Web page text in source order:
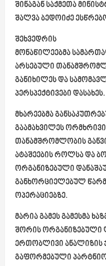
შინაგან საქმეთა
შალვა ბედოიძე
შეხვედრის
მონაწილეებმა
არსებული
განიხილეს და
პერსპექტივები დასახეს.
მხარეებმა
გაამახვილეს
თანამშრომლობის
ატაშეების როლსა და
ორგანიზებული
განხორციელებულ
ოპერაციებზე.
მარიაგამესგამესმა
შორის ორგანიზებული
ერთობლივი ანალიზის
გაფორმებული